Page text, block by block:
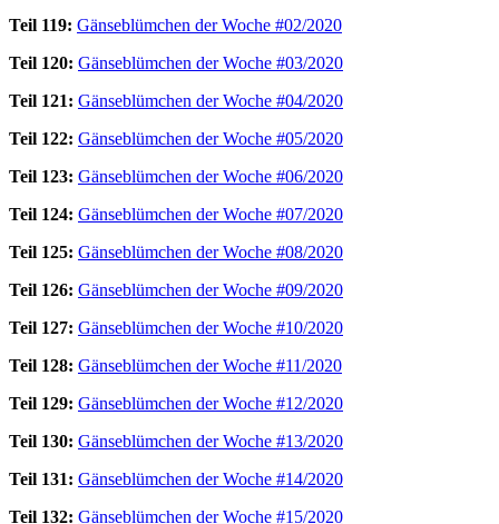
Teil 119: Gänseblümchen der Woche #02/2020
Teil 120: Gänseblümchen der Woche #03/2020
Teil 121: Gänseblümchen der Woche #04/2020
Teil 122: Gänseblümchen der Woche #05/2020
Teil 123: Gänseblümchen der Woche #06/2020
Teil 124: Gänseblümchen der Woche #07/2020
Teil 125: Gänseblümchen der Woche #08/2020
Teil 126: Gänseblümchen der Woche #09/2020
Teil 127: Gänseblümchen der Woche #10/2020
Teil 128: Gänseblümchen der Woche #11/2020
Teil 129: Gänseblümchen der Woche #12/2020
Teil 130: Gänseblümchen der Woche #13/2020
Teil 131: Gänseblümchen der Woche #14/2020
Teil 132: Gänseblümchen der Woche #15/2020